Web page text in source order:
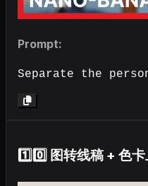
Prompt:
Separate the
1️⃣0️⃣ 图转线稿 + 色